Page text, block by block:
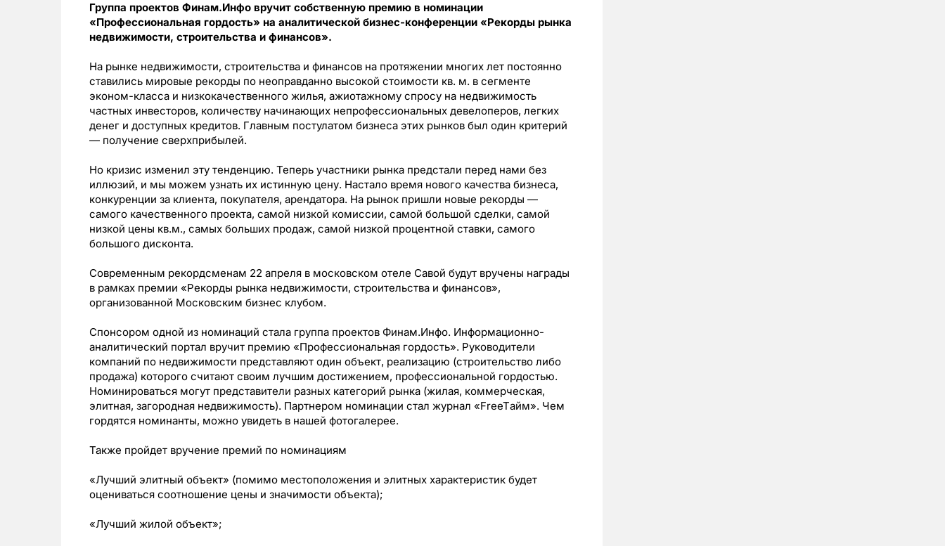
Группа проектов Финам.Инфо вручит собственную премию в номинации
«Профессиональная гордость» на аналитической бизнес-конференции «Рекорды рынка
недвижимости, строительства и финансов».
На рынке недвижимости, строительства и финансов на протяжении многих лет постоянно
ставились мировые рекорды по неоправданно высокой стоимости кв. м. в сегменте
эконом-класса и низкокачественного жилья, ажиотажному спросу на недвижимость
частных инвесторов, количеству начинающих непрофессиональных девелоперов, легких
денег и доступных кредитов. Главным постулатом бизнеса этих рынков был один критерий
— получение сверхприбылей.
Но кризис изменил эту тенденцию. Теперь участники рынка предстали перед нами без
иллюзий, и мы можем узнать их истинную цену. Настало время нового качества бизнеса,
конкуренции за клиента, покупателя, арендатора. На рынок пришли новые рекорды —
самого качественного проекта, самой низкой комиссии, самой большой сделки, самой
низкой цены кв.м., самых больших продаж, самой низкой процентной ставки, самого
большого дисконта.
Современным рекордсменам 22 апреля в московском отеле Савой будут вручены награды
в рамках премии «Рекорды рынка недвижимости, строительства и финансов»,
организованной Московским бизнес клубом.
Спонсором одной из номинаций стала группа проектов Финам.Инфо. Информационно-
аналитический портал вручит премию «Профессиональная гордость». Руководители
компаний по недвижимости представляют один объект, реализацию (строительство либо
продажа) которого считают своим лучшим достижением, профессиональной гордостью.
Номинироваться могут представители разных категорий рынка (жилая, коммерческая,
элитная, загородная недвижимость). Партнером номинации стал журнал «FreeTайм». Чем
гордятся номинанты, можно увидеть в нашей фотогалерее.
Также пройдет вручение премий по номинациям
«Лучший элитный объект» (помимо местоположения и элитных характеристик будет
оцениваться соотношение цены и значимости объекта);
«Лучший жилой объект»;